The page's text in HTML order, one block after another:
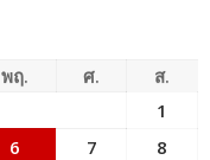
พฤ. ศ.
ส.
1
6 7
8